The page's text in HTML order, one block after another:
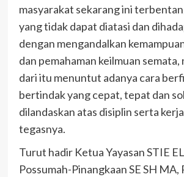
masyarakat sekarang ini
yang tidak dapat diatasi dan
dengan mengandalkan
dan pemahaman keilmuan semata,
dari itu menuntut adanya cara
bertindak yang cepat, tepat dan
dilandaskan atas disiplin serta kerja
tegasnya.
Turut hadir Ketua Yayasan STIE
Possumah-Pinangkaan SE SH MA,